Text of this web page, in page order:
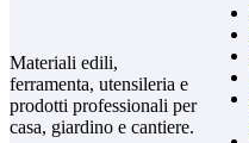
Materiali edili,
ferramenta, utensileria e
prodotti professionali per
casa, giardino e cantiere.